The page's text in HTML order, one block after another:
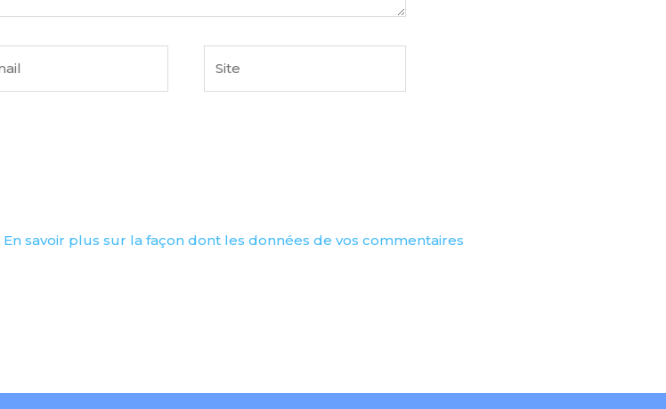
En savoir plus sur la façon dont les données de vos commentaires